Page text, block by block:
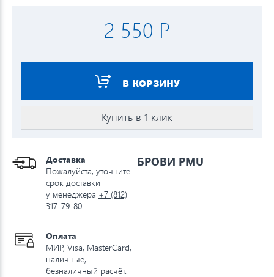
2 550 ₽
В КОРЗИНУ
Купить в 1 клик
Доставка
Пожалуйста, уточните
срок доставки
у менеджера +7 (812)
317-79-80
Оплата
МИР, Visa, MasterCard,
наличные,
безналичный расчёт.
БРОВИ PMU